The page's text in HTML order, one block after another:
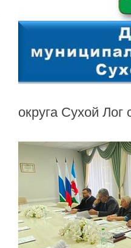
округа Сухой Лог